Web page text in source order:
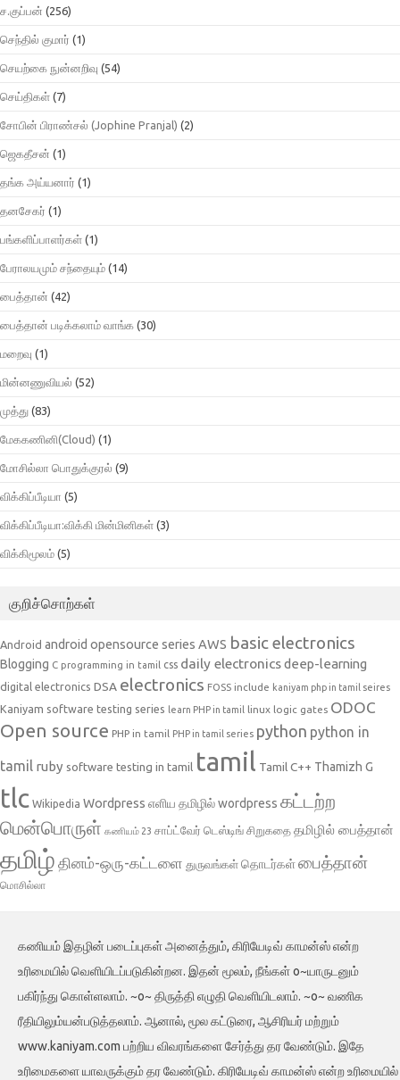
ச.குப்பன் (256)
செந்தில் குமார் (1)
செயற்கை நுன்னறிவு (54)
செய்திகள் (7)
சோபின் பிராண்சல் (Jophine Pranjal) (2)
ஜெகதீசன் (1)
தங்க அய்யனார் (1)
தனசேகர் (1)
பங்களிப்பாளர்கள் (1)
பேராலயமும் சந்தையும் (14)
பைத்தான் (42)
பைத்தான் படிக்கலாம் வாங்க (30)
மறைவு (1)
மின்னணுவியல் (52)
முத்து (83)
மேககணினி(Cloud) (1)
மோசில்லா பொதுக்குரல் (9)
விக்கிப்பீடியா (5)
விக்கிப்பீடியா:விக்கி மின்மினிகள் (3)
விக்கிமூலம் (5)
குறிச்சொற்கள்
Android android opensource series AWS basic electronics
Blogging C programming in tamil css daily electronicsdeep-learning
digital electronics DSA electronics FOSS include kaniyam php in tamil seires
Kaniyam software testing series learn PHP in tamil linux logic gates ODOC
Open source PHP in tamil PHP in tamil series python python in
tamil ruby software testing in tamil tamil Tamil C++ Thamizh G
tlc Wikipedia Wordpress எளிய தமிழில் wordpress கட்டற்ற
மென்பொருள் கணியம் 23 சாப்ட்வேர் டெஸ்டிங் சிறுகதை தமிழில் பைத்தான்
தமிழ் தினம்-ஒரு-கட்டளை துருவங்கள் தொடர்கள்பைத்தான்
மொசில்லா
கணியம் இதழின் படைப்புகள் அனைத்தும், கிரியேடிவ் காமன்ஸ் என்ற
உரிமையில் வெளியிடப்படுகின்றன. இதன் மூலம், நீங்கள் o~யாருடனும்
பகிர்ந்து கொள்ளலாம். ~o~ திருத்தி எழுதி வெளியிடலாம். ~o~ வணிக
ரீதியிலும்யன்படுத்தலாம். ஆனால், மூல கட்டுரை, ஆசிரியர் மற்றும்
www.kaniyam.com பற்றிய விவரங்களை சேர்த்து தர வேண்டும். இதே
உரிமைகளை யாவருக்கும் தர வேண்டும். கிரியேடிவ் காமன்ஸ் என்ற உரிமையில்